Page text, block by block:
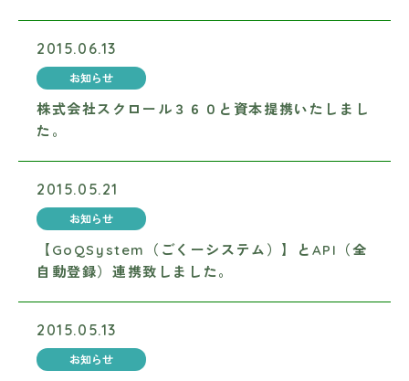
2015.06.13
お知らせ
株式会社スクロール３６０と資本提携いたしまし
た。
2015.05.21
お知らせ
【GoQSystem（ごくーシステム）】とAPI（全
自動登録）連携致しました。
2015.05.13
お知らせ